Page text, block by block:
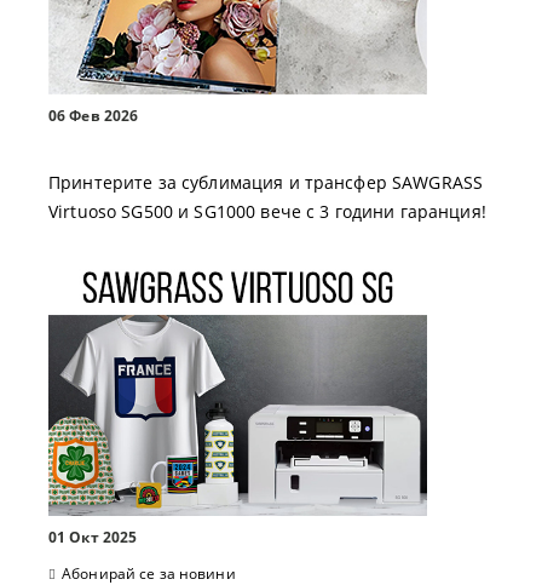
06 Фев 2026
Принтерите за сублимация и трансфер SAWGRASS
Virtuoso SG500 и SG1000 вече с 3 години гаранция!
01 Окт 2025
Абонирай се за новини